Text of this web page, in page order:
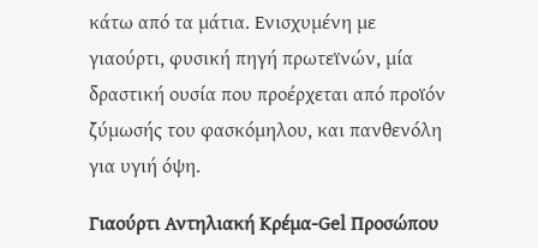
κάτω από τα μάτια. Ενισχυμένη με
γιαούρτι, φυσική πηγή πρωτεϊνών, μία
δραστική ουσία που προέρχεται από προϊόν
ζύμωσής του φασκόμηλου, και πανθενόλη
για υγιή όψη.
Γιαούρτι Αντηλιακή Κρέμα-Gel Προσώπου